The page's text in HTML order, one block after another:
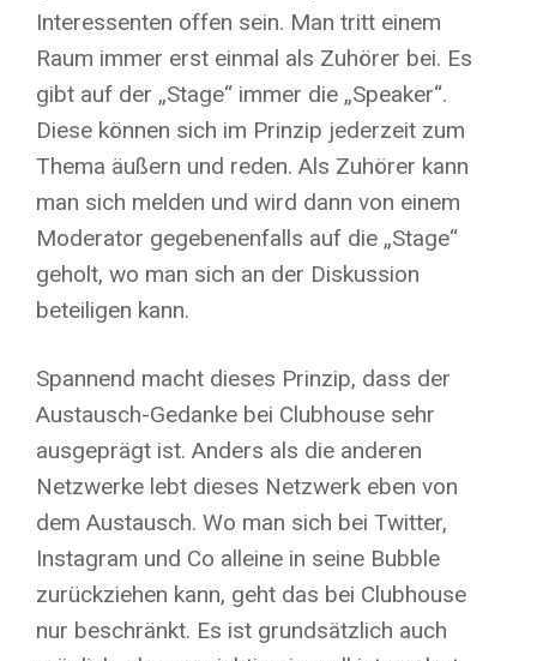
Interessenten offen sein. Man tritt einem
Raum immer erst einmal als Zuhörer bei. Es
gibt auf der „Stage“ immer die „Speaker“.
Diese können sich im Prinzip jederzeit zum
Thema äußern und reden. Als Zuhörer kann
man sich melden und wird dann von einem
Moderator gegebenenfalls auf die „Stage“
geholt, wo man sich an der Diskussion
beteiligen kann.
Spannend macht dieses Prinzip, dass der
Austausch-Gedanke bei Clubhouse sehr
ausgeprägt ist. Anders als die anderen
Netzwerke lebt dieses Netzwerk eben von
dem Austausch. Wo man sich bei Twitter,
Instagram und Co alleine in seine Bubble
zurückziehen kann, geht das bei Clubhouse
nur beschränkt. Es ist grundsätzlich auch